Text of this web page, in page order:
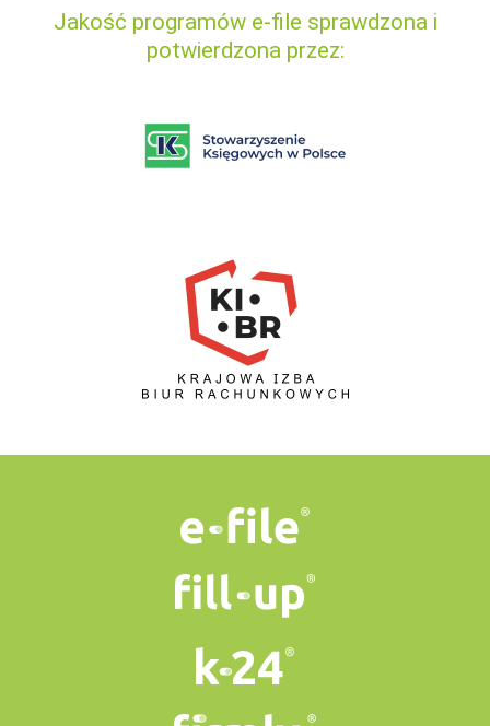
Jakość programów e-file sprawdzona i
potwierdzona przez: